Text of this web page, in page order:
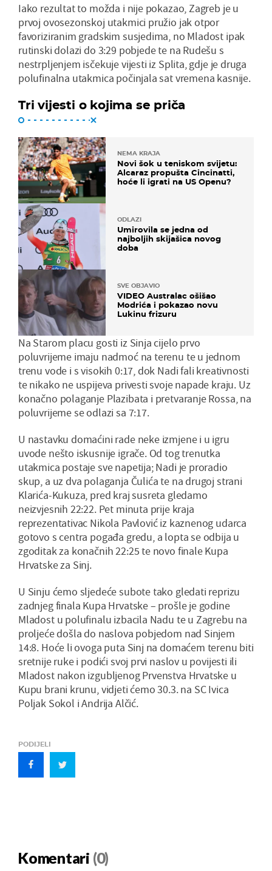
Iako rezultat to možda i nije pokazao, Zagreb je u
prvoj ovosezonskoj utakmici pružio jak otpor
favoriziranim gradskim susjedima, no Mladost ipak
rutinski dolazi do 3:29 pobjede te na Rudešu s
nestrpljenjem isčekuje vijesti iz Splita, gdje je druga
polufinalna utakmica počinjala sat vremena kasnije.
Tri vijesti o kojima se priča
NEMA KRAJA
Novi šok u teniskom svijetu:
Alcaraz propušta Cincinatti,
hoće li igrati na US Openu?
ODLAZI
Umirovila se jedna od
najboljih skijašica novog
doba
SVE OBJAVIO
VIDEO Australac ošišao
Modrića i pokazao novu
Lukinu frizuru
Na Starom placu gosti iz Sinja cijelo prvo
poluvrijeme imaju nadmoć na terenu te u jednom
trenu vode i s visokih 0:17, dok Nadi fali kreativnosti
te nikako ne uspijeva privesti svoje napade kraju. Uz
konačno polaganje Plazibata i pretvaranje Rossa, na
poluvrijeme se odlazi sa 7:17.
U nastavku domaćini rade neke izmjene i u igru
uvode nešto iskusnije igrače. Od tog trenutka
utakmica postaje sve napetija; Nadi je proradio
skup, a uz dva polaganja Čulića te na drugoj strani
Klarića-Kukuza, pred kraj susreta gledamo
neizvjesnih 22:22. Pet minuta prije kraja
reprezentativac Nikola Pavlović iz kaznenog udarca
gotovo s centra pogađa gredu, a lopta se odbija u
zgoditak za konačnih 22:25 te novo finale Kupa
Hrvatske za Sinj.
U Sinju ćemo sljedeće subote tako gledati reprizu
zadnjeg finala Kupa Hrvatske – prošle je godine
Mladost u polufinalu izbacila Nadu te u Zagrebu na
proljeće došla do naslova pobjedom nad Sinjem
14:8. Hoće li ovoga puta Sinj na domaćem terenu biti
sretnije ruke i podići svoj prvi naslov u povijesti ili
Mladost nakon izgubljenog Prvenstva Hrvatske u
Kupu brani krunu, vidjeti ćemo 30.3. na SC Ivica
Poljak Sokol i Andrija Alčić.
PODIJELI
Komentari (0)